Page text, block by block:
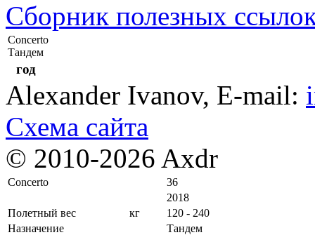
Сборник полезных
Concerto
Тандем
год
Alexander Ivanov, E-mail:
Схема сайта
© 2010-2026 Axdr
Concerto
36
2018
Полетный вес
кг
120 - 240
Назначение
Тандем